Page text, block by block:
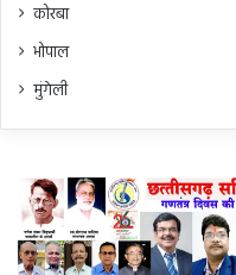
कोरबा
भोपाल
मुंगेली